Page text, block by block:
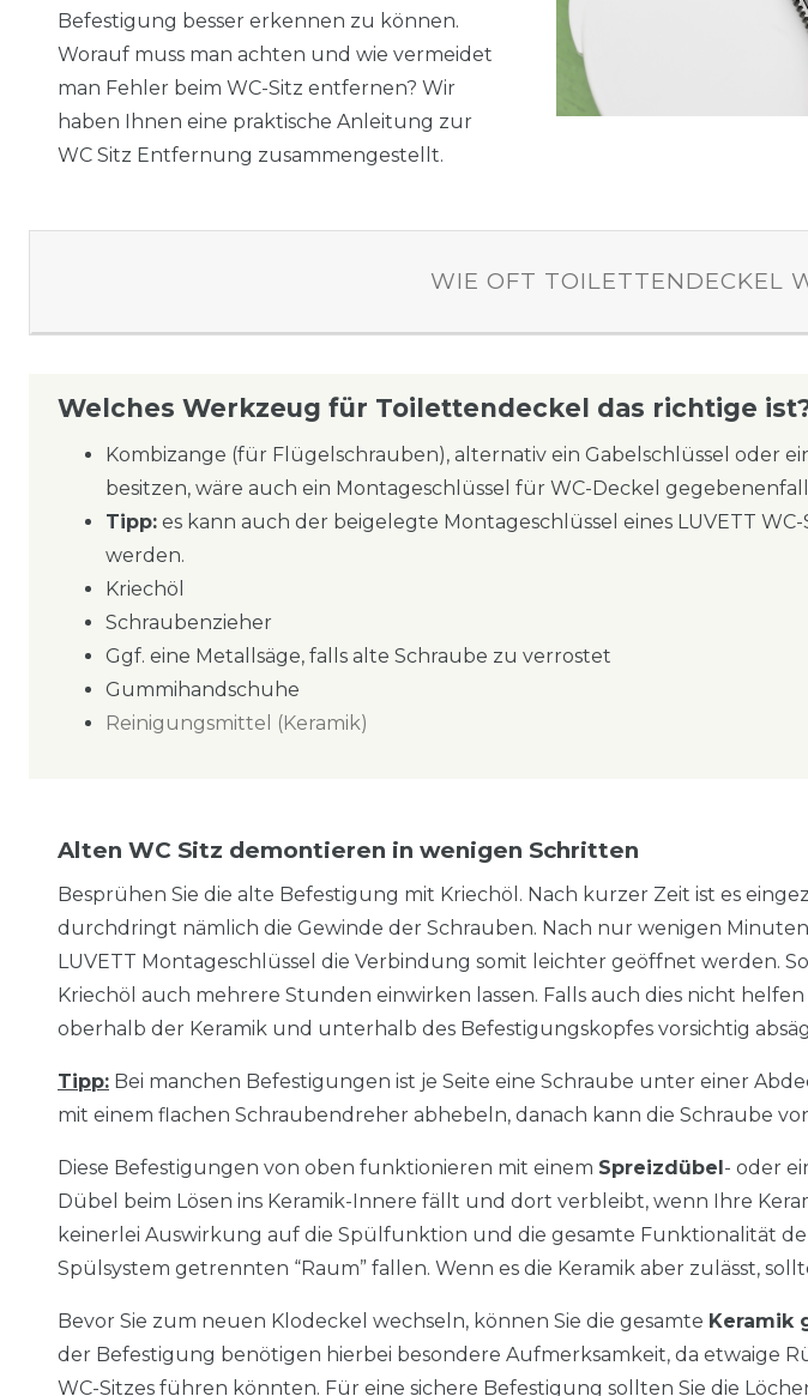
Befestigung besser erkennen zu können.
Worauf muss man achten und wie vermeidet
man Fehler beim WC-Sitz entfernen? Wir
haben Ihnen eine praktische Anleitung zur
WC Sitz Entfernung zusammengestellt.
WIE OFT TOILETTENDECKEL
Welches Werkzeug für Toilettendeckel das richtige ist?
Kombizange (für Flügelschrauben), alternativ ein Gabelschlüssel oder
besitzen, wäre auch ein Montageschlüssel für WC-Deckel
Tipp: es kann auch der beigelegte Montageschlüssel eines LUVETT
werden.
Kriechöl
Schraubenzieher
Ggf. eine Metallsäge, falls alte Schraube zu verrostet
Gummihandschuhe
Reinigungsmittel (Keramik)
Alten WC Sitz demontieren in wenigen Schritten
Besprühen Sie die alte Befestigung mit Kriechöl. Nach kurzer Zeit ist es
durchdringt nämlich die Gewinde der Schrauben. Nach nur wenigen
LUVETT Montageschlüssel die Verbindung somit leichter geöffnet werden.
Kriechöl auch mehrere Stunden einwirken lassen. Falls auch dies nicht
oberhalb der Keramik und unterhalb des Befestigungskopfes vorsichtig
Tipp: Bei manchen Befestigungen ist je Seite eine Schraube unter einer
mit einem flachen Schraubendreher abhebeln, danach kann die Schraube
Diese Befestigungen von oben funktionieren mit einem Spreizdübel- oder
Dübel beim Lösen ins Keramik-Innere fällt und dort verbleibt, wenn Ihre
keinerlei Auswirkung auf die Spülfunktion und die gesamte Funktionalität
Spülsystem getrennten “Raum” fallen. Wenn es die Keramik aber zulässt,
Bevor Sie zum neuen Klodeckel wechseln, können Sie die gesamte Keramik
der Befestigung benötigen hierbei besondere Aufmerksamkeit, da etwaige
WC-Sitzes führen könnten. Für eine sichere Befestigung sollten Sie die